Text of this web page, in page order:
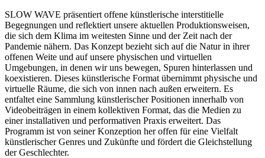
SLOW WAVE präsentiert offene künstlerische interstitielle
Begegnungen und reflektiert unsere aktuellen Produktionsweisen,
die sich dem Klima im weitesten Sinne und der Zeit nach der
Pandemie nähern. Das Konzept bezieht sich auf die Natur in ihrer
offenen Weite und auf unsere physischen und virtuellen
Umgebungen, in denen wir uns bewegen, Spuren hinterlassen und
koexistieren. Dieses künstlerische Format übernimmt physische und
virtuelle Räume, die sich von innen nach außen erweitern. Es
entfaltet eine Sammlung künstlerischer Positionen innerhalb von
Videobeiträgen in einem kollektiven Format, das die Medien zu
einer installativen und performativen Praxis erweitert. Das
Programm ist von seiner Konzeption her offen für eine Vielfalt
künstlerischer Genres und Zukünfte und fördert die Gleichstellung
der Geschlechter.